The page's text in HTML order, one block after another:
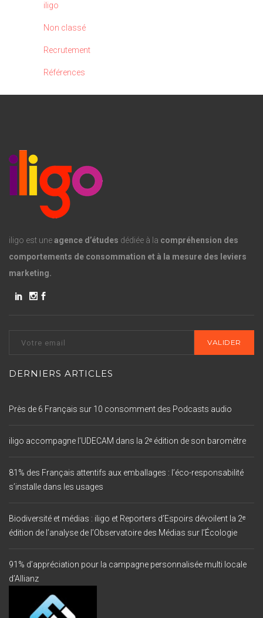
iligo
Non classé
Recrutement
Références
iligo est uneagence d’études dédiée à la compréhension des
comportements de consommation et à la mesure des leviers
marketing.
DERNIERS ARTICLES
Près de 6 Français sur 10 consomment des Podcasts audio
iligo accompagne l’UDECAM dans la 2ᵉ édition de son baromètre
81% des Français attentifs aux emballages : l’éco-responsabilité
s’installe dans les usages
Biodiversité et médias : iligo et Reporters d’Espoirs dévoilent la 2ᵉ
édition de l’analyse de l’Observatoire des Médias sur l’Écologie
91% d’appréciation pour la campagne personnalisée multi locale
d’Allianz